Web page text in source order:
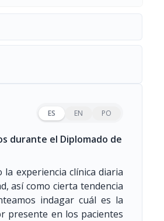
ES EN PO
durante el Diplomado de
experiencia clínica diaria
así como cierta tendencia
indagar cuál es la
presente en los pacientes